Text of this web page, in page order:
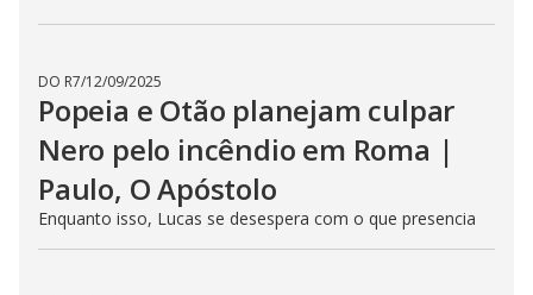
DO R7/12/09/2025
Popeia e Otão planejam culpar
Nero pelo incêndio em Roma |
Paulo, O Apóstolo
Enquanto isso, Lucas se desespera com o que presencia